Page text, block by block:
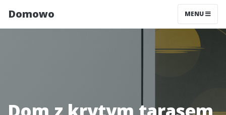
Domowo MENU